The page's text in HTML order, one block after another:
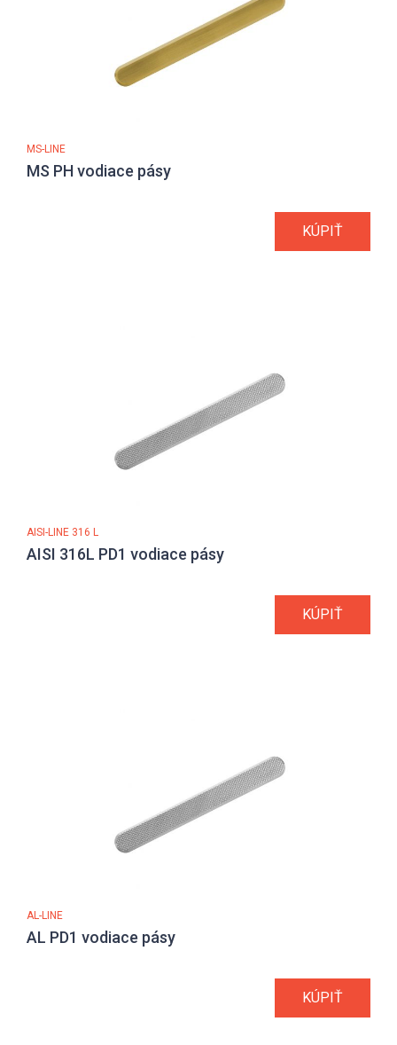
MS-LINE
MS PH vodiace pásy
KÚPIŤ
AISI-LINE 316 L
AISI 316L PD1 vodiace pásy
KÚPIŤ
AL-LINE
AL PD1 vodiace pásy
KÚPIŤ